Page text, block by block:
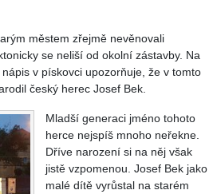
městem zřejmě nevěnovali
se neliší od okolní zástavby. Na
v pískovci upozorňuje, že v tomto
český herec Josef Bek.
Mladší generaci jméno tohoto
herce nejspíš mnoho neřekne.
Dříve narození si na něj však
jistě vzpomenou. Josef Bek jako
malé dítě vyrůstal na starém